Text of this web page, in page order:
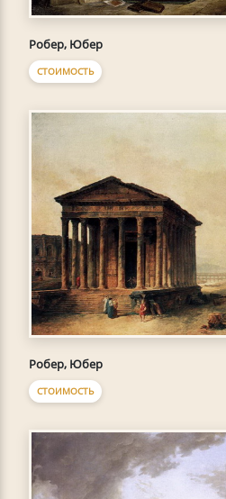
Робер, Юбер
СТОИМОСТЬ
Робер, Юбер
СТОИМОСТЬ